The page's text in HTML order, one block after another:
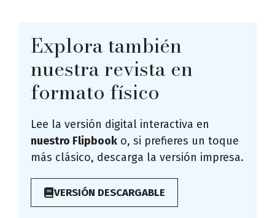
Explora también
nuestra revista en
formato físico
Lee la versión digital interactiva en
nuestro Flipbook o, si prefieres un toque
más clásico, descarga la versión impresa.
VERSIÓN DESCARGABLE